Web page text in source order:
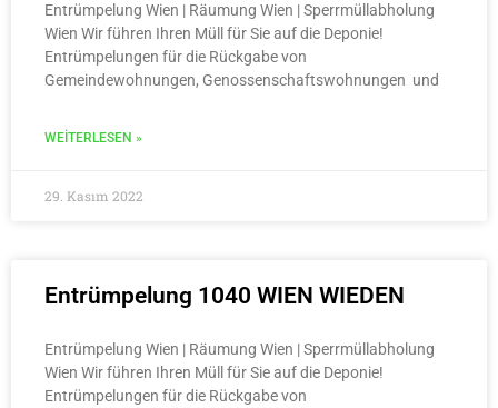
Entrümpelung Wien | Räumung Wien | Sperrmüllabholung
Wien Wir führen Ihren Müll für Sie auf die Deponie!
Entrümpelungen für die Rückgabe von
Gemeindewohnungen, Genossenschaftswohnungen und
WEITERLESEN »
29. Kasım 2022
Entrümpelung 1040 WIEN WIEDEN
Entrümpelung Wien | Räumung Wien | Sperrmüllabholung
Wien Wir führen Ihren Müll für Sie auf die Deponie!
Entrümpelungen für die Rückgabe von